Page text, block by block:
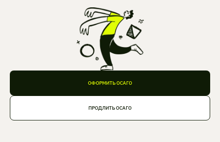
ОФОРМИТЬ ОСАГО
ПРОДЛИТЬ ОСАГО